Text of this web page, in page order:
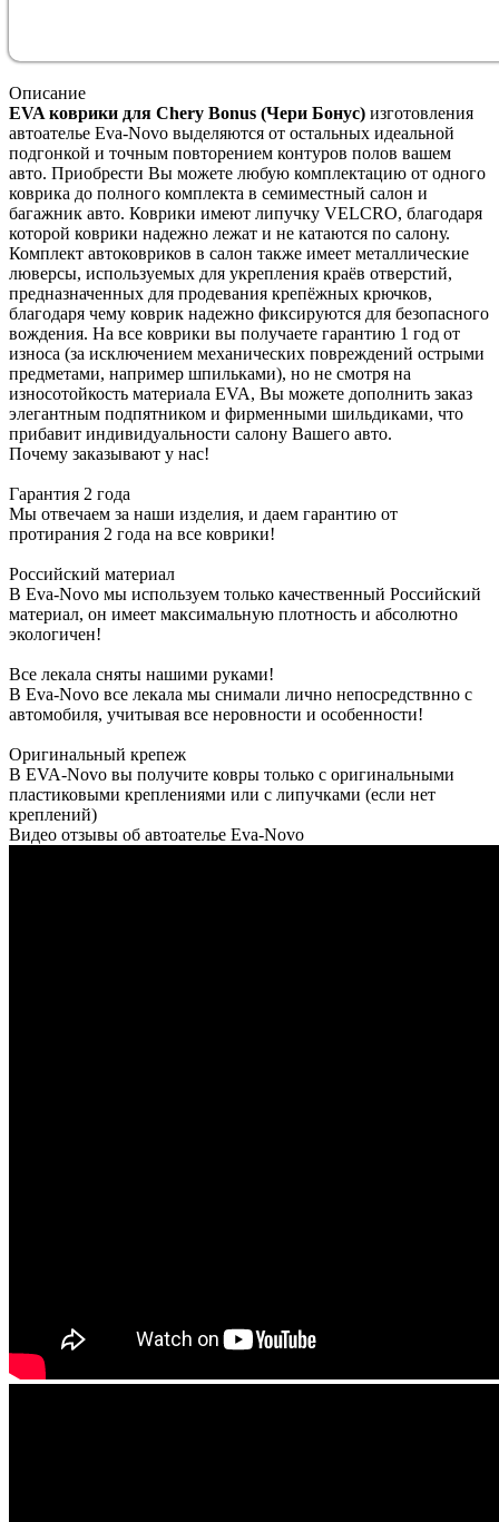
Описание
EVA коврики для Chery Bonus (Чери Бонус) изготовления
автоателье Eva-Novo выделяются от остальных идеальной
подгонкой и точным повторением контуров полов вашем
авто. Приобрести Вы можете любую комплектацию от одного
коврика до полного комплекта в семиместный салон и
багажник авто. Коврики имеют липучку VELCRO, благодаря
которой коврики надежно лежат и не катаются по салону.
Комплект автоковриков в салон также имеет металлические
люверсы, используемых для укрепления краёв отверстий,
предназначенных для продевания крепёжных крючков,
благодаря чему коврик надежно фиксируются для безопасного
вождения. На все коврики вы получаете гарантию 1 год от
износа (за исключением механических повреждений острыми
предметами, например шпильками), но не смотря на
износотойкость материала EVA, Вы можете дополнить заказ
элегантным подпятником и фирменными шильдиками, что
прибавит индивидуальности салону Вашего авто.
Почему заказывают у нас!
Гарантия 2 года
Мы отвечаем за наши изделия, и даем гарантию от
протирания 2 года на все коврики!
Российский материал
В Eva-Novo мы используем только качественный Российский
материал, он имеет максимальную плотность и абсолютно
экологичен!
Все лекала сняты нашими руками!
В Eva-Novo все лекала мы снимали лично непосредствнно с
автомобиля, учитывая все неровности и особенности!
Оригинальный крепеж
В EVA-Novo вы получите ковры только с оригинальными
пластиковыми креплениями или с липучками (если нет
креплений)
Видео отзывы об автоателье Eva-Novo